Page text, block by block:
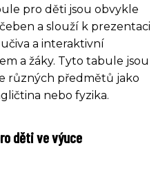
pro děti jsou obvykle
a slouží k prezentaci
a interaktivní
a žáky. Tyto tabule jsou
různých předmětů jako
nebo fyzika.
děti ve výuce